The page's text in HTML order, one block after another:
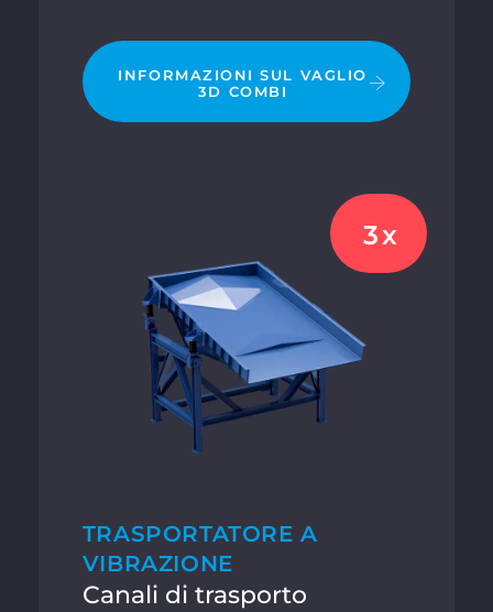
INFORMAZIONI SUL VAGLIO
3D COMBI
3x
TRASPORTATORE A
VIBRAZIONE
Canali di trasporto